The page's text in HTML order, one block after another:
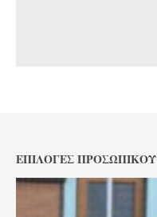
ΕΠΙΛΟΓΈΣ ΠΡΟΣΩΠΙΚΟΎ